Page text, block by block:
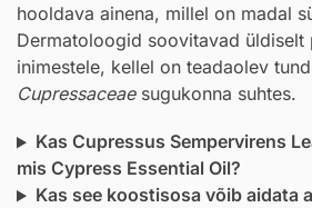
hooldava ainena, millel on madal
Dermatoloogid soovitavad üldiselt
inimestele, kellel on teadaolev
Cupressaceaesugukonna suhtes.
Kas Cupressus Sempervirens
mis Cypress Essential Oil?
Kas see koostisosa võib aidata